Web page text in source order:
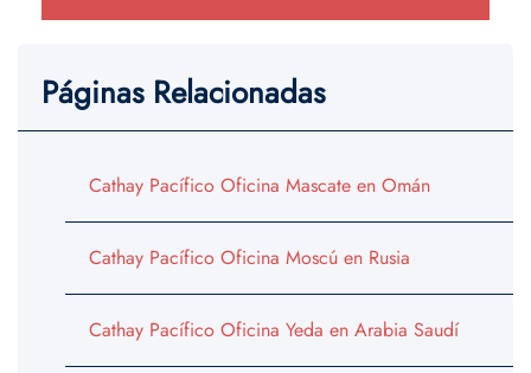
Páginas Relacionadas
Cathay Pacífico Oficina Mascate en Omán
Cathay Pacífico Oficina Moscú en Rusia
Cathay Pacífico Oficina Yeda en Arabia Saudí